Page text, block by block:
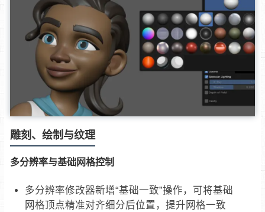
雕刻、绘制与纹理
多分辨率与基础网格控制
多分辨率修改器新增“基础一致”操作，可将基础
网格顶点精准对齐细分后位置，提升网格一致